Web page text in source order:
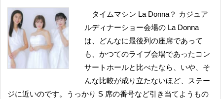
タイムマシン La Donna？ カジュア
ルディナーショー会場の La Donna
は、どんなに最後列の座席であって
も、かつてのライブ会場であったコン
サートホールと比べたなら、いや、そ
んな比較が成り立たないほど、ステー
ジに近いのです。うっかり S 席の番号など引き当てようもの